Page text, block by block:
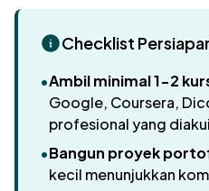
Checklist
•Ambil minimal 1-2
Google, Coursera,
profesional yang
•Bangun proyek
kecil menunjukkan